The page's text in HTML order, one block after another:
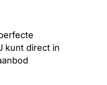
kunt direct in